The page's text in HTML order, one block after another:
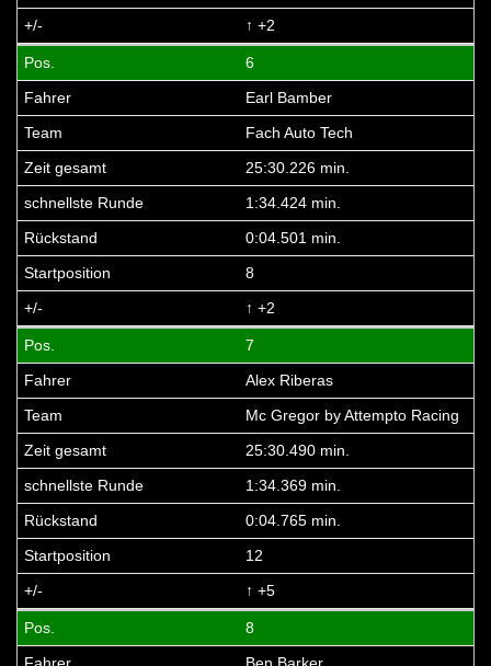
↑ +2
6
Earl Bamber
Fach Auto Tech
25:30.226 min.
1:34.424 min.
0:04.501 min.
8
↑ +2
7
Alex Riberas
Mc Gregor by Attempto Racing
25:30.490 min.
1:34.369 min.
0:04.765 min.
12
↑ +5
8
Ben Barker